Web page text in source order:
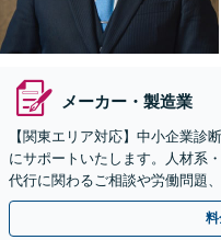
メーカー・製造業
【関東エリア対応】中小企業診
にサポートいたします。人材系
代行に関わるご相談や労働問題
から規模に関わらず対応可能【
料